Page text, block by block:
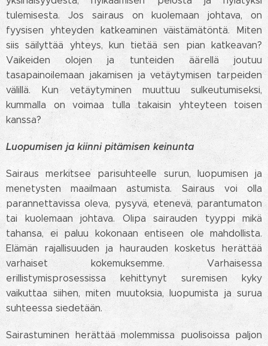
tulemisesta. Jos sairaus on kuolemaan johtava, on
fyysisen yhteyden katkeaminen väistämätöntä. Miten
siis säilyttää yhteys, kun tietää sen pian katkeavan?
Vaikeiden olojen ja tunteiden äärellä joutuu
tasapainoilemaan jakamisen ja vetäytymisen tarpeiden
välillä. Kun vetäytyminen muuttuu sulkeutumiseksi,
kummalla on voimaa tulla takaisin yhteyteen toisen
kanssa?
Luopumisen ja kiinni pitämisen keinunta
Sairaus merkitsee parisuhteelle surun, luopumisen ja
menetysten maailmaan astumista. Sairaus voi olla
parannettavissa oleva, pysyvä, etenevä, parantumaton
tai kuolemaan johtava. Olipa sairauden tyyppi mikä
tahansa, ei paluu kokonaan entiseen ole mahdollista.
Elämän rajallisuuden ja haurauden kosketus herättää
varhaiset kokemuksemme. Varhaisessa
erillistymisprosessissa kehittynyt suremisen kyky
vaikuttaa siihen, miten muutoksia, luopumista ja surua
suhteessa siedetään.
Sairastuminen herättää molemmissa puolisoissa paljon